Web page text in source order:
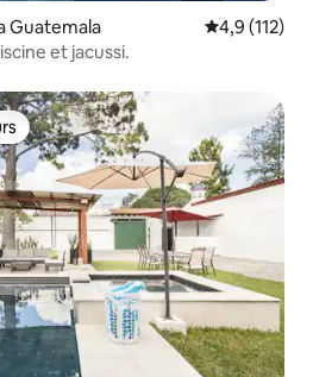
Guatemala Évaluation
4,9 (112)
et jacussi.